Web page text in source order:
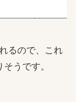
るので、これ
うです。